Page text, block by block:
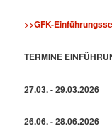
>>GFK-
TERMINE
27.03. - 29.03.2026
26.06. - 28.06.2026